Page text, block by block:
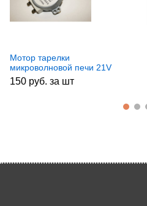
Мотор тарелки
микроволновой печи 21V
SVCH025
150 руб. за шт